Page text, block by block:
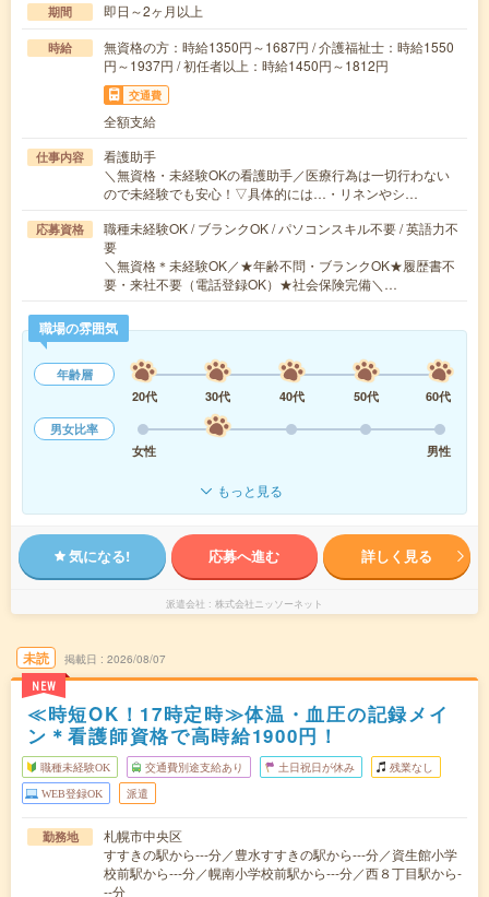
期間 即日～2ヶ月以上
時給
無資格の方：時給1350円～1687円 / 介護福祉士：時給1550
円～1937円 / 初任者以上：時給1450円～1812円
交通費
全額支給
仕事内容
看護助手
＼無資格・未経験OKの看護助手／医療行為は一切行わない
ので未経験でも安心！▽具体的には…・リネンやシ…
応募資格
職種未経験OK / ブランクOK / パソコンスキル不要 / 英語力不
要
＼無資格＊未経験OK／★年齢不問・ブランクOK★履歴書不
要・来社不要（電話登録OK）★社会保険完備＼…
職場の雰囲気
年齢層
20代
30代 40代 50代
60代
男女比率
女性
男性
もっと見る
気になる! 応募へ進む 詳しく見る
派遣会社 株式会社ニッソーネット
未読
NEW
掲載日 2026/08/07
≪時短OK！17時定時≫体温・血圧の記録メイ
ン＊看護師資格で高時給1900円！
職種未経験OK 交通費別途支給あり 土日祝日が休み 残業なし
WEB登録OK 派遣
勤務地
札幌市中央区
すすきの駅から---分／豊水すすきの駅から---分／資生館小学
校前駅から---分／幌南小学校前駅から---分／西８丁目駅から-
--分